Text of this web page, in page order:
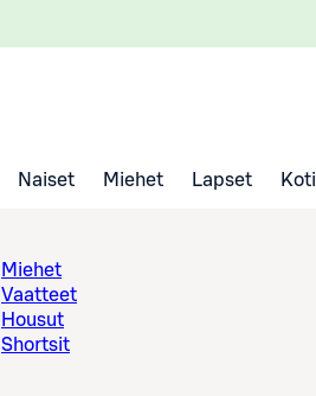
Naiset Miehet Lapset Koti
Miehet
Vaatteet
Housut
Shortsit